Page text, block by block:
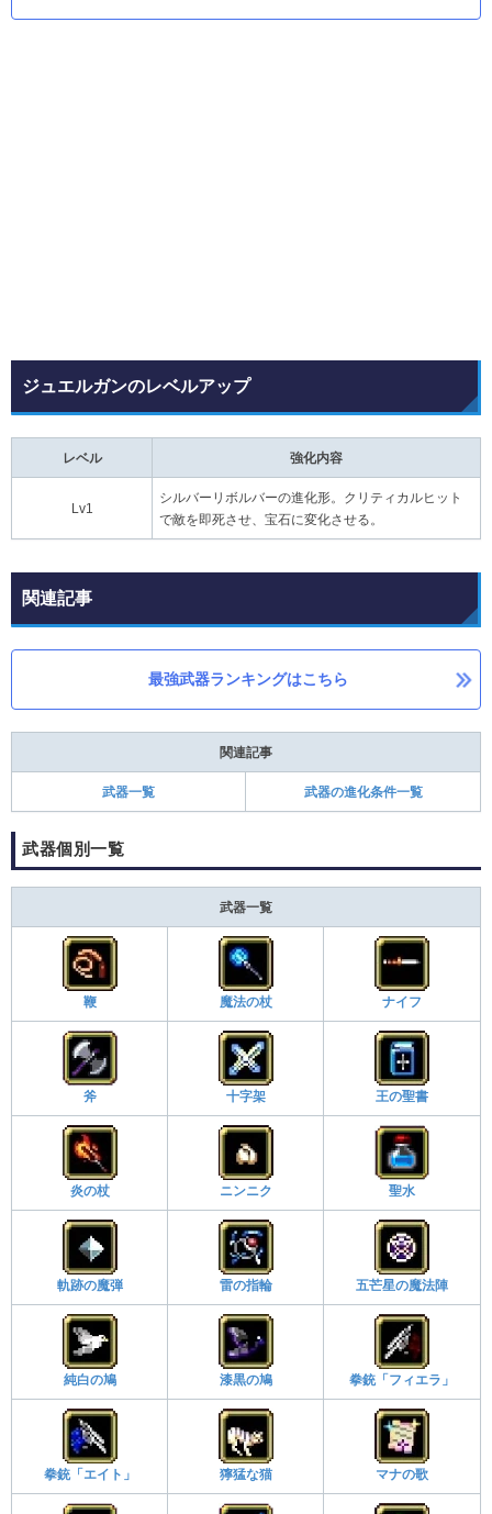
ジュエルガンのレベルアップ
レベル 強化内容
Lv1
シルバーリボルバーの進化形。クリティカルヒット
で敵を即死させ、宝石に変化させる。
関連記事
最強武器ランキングはこちら
関連記事
武器一覧 武器の進化条件一覧
武器個別一覧
武器一覧
鞭 魔法の杖 ナイフ
斧 十字架 王の聖書
炎の杖 ニンニク 聖水
軌跡の魔弾 雷の指輪 五芒星の魔法陣
純白の鳩 漆黒の鳩 拳銃「フィエラ」
拳銃「エイト」 獰猛な猫 マナの歌